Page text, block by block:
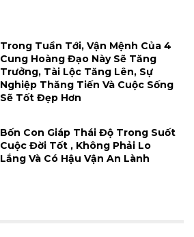
Trong Tuần Tới, Vận Mệnh Của 4
Cung Hoàng Đạo Này Sẽ Tăng
Trưởng, Tài Lộc Tăng Lên, Sự
Nghiệp Thăng Tiến Và Cuộc Sống
Sẽ Tốt Đẹp Hơn
Bốn Con Giáp Thái Độ Trong Suốt
Cuộc Đời Tốt , Không Phải Lo
Lắng Và Có Hậu Vận An Lành